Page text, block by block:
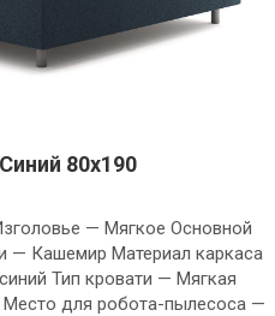
80х190
— Мягкое Основной
— Кашемир Материал каркаса
Тип кровати — Мягкая
для робота-пылесоса —